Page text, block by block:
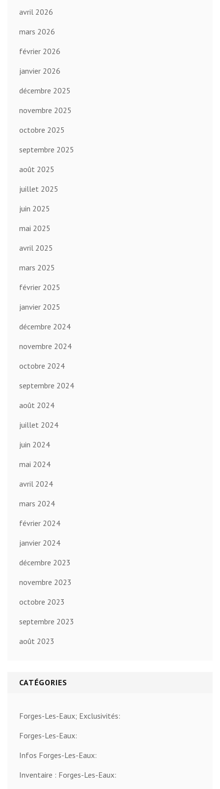
avril 2026
mars 2026
février 2026
janvier 2026
décembre 2025
novembre 2025
octobre 2025
septembre 2025
août 2025
juillet 2025
juin 2025
mai 2025
avril 2025
mars 2025
février 2025
janvier 2025
décembre 2024
novembre 2024
octobre 2024
septembre 2024
août 2024
juillet 2024
juin 2024
mai 2024
avril 2024
mars 2024
février 2024
janvier 2024
décembre 2023
novembre 2023
octobre 2023
septembre 2023
août 2023
CATÉGORIES
Forges-Les-Eaux; Exclusivités:
Forges-Les-Eaux:
Infos Forges-Les-Eaux:
Inventaire : Forges-Les-Eaux: